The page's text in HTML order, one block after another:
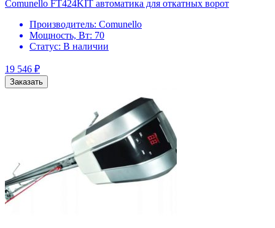
Comunello FT424KIT автоматика для откатных ворот
Производитель: Comunello
Мощность, Вт: 70
Статус: В наличии
19 546 ₽
Заказать